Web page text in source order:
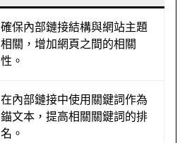
確保內部鏈接結構與網站主題
相關，增加網頁之間的相關
性。
在內部鏈接中使用關鍵詞作為
錨文本，提高相關關鍵詞的排
名。